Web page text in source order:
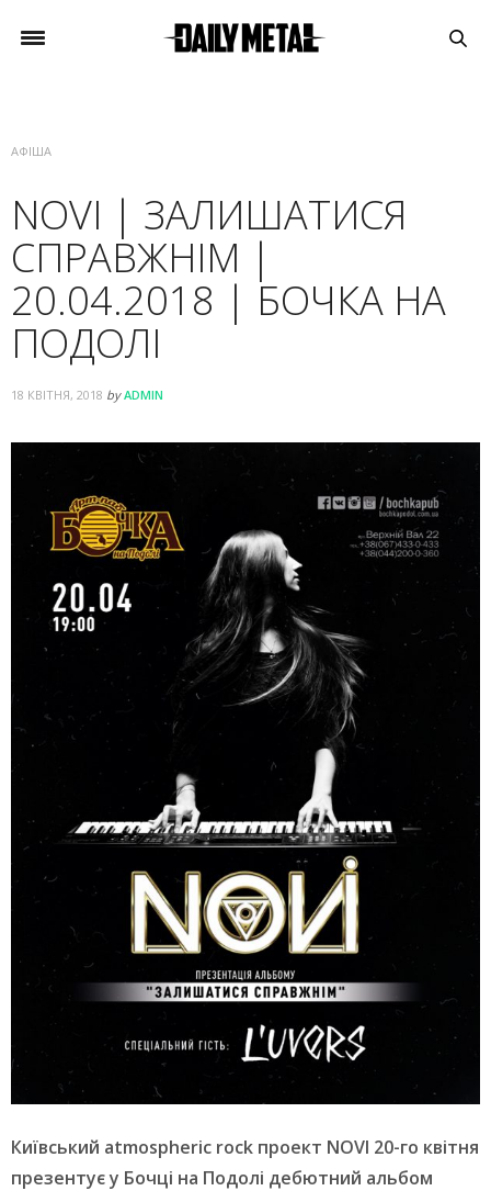
АФІША
NOVI | ЗАЛИШАТИСЯ
СПРАВЖНІМ |
20.04.2018 | БОЧКА НА
ПОДОЛІ
18 КВІТНЯ, 2018 by ADMIN
Київський atmospheric rock проект NOVI 20-го квітня
презентує у Бочці на Подолі дебютний альбом